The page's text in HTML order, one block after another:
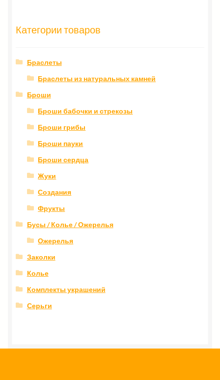
Категории товаров
Браслеты
Браслеты из натуральных камней
Броши
Броши бабочки и стрекозы
Броши грибы
Броши пауки
Броши сердца
Жуки
Создания
Фрукты
Бусы / Колье / Ожерелья
Ожерелья
Заколки
Колье
Комплекты украшений
Серьги